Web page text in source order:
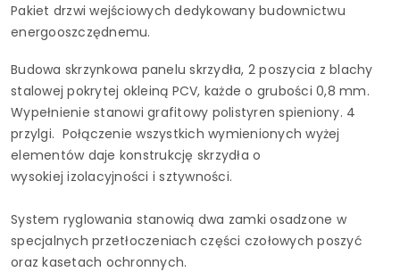
Pakiet drzwi wejściowych dedykowany budownictwu
energooszczędnemu.
Budowa skrzynkowa panelu skrzydła, 2 poszycia z blachy
stalowej pokrytej okleiną PCV, każde o grubości 0,8 mm.
Wypełnienie stanowi grafitowy polistyren spieniony. 4
przylgi. Połączenie wszystkich wymienionych wyżej
elementów daje konstrukcję skrzydła o
wysokiej izolacyjności i sztywności.
System ryglowania stanowią dwa zamki osadzone w
specjalnych przetłoczeniach części czołowych poszyć
oraz kasetach ochronnych.